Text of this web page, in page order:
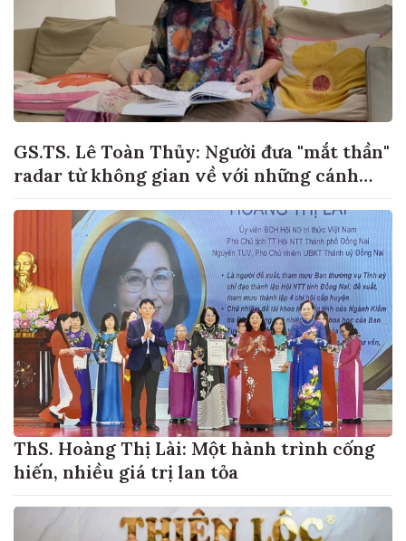
GS.TS. Lê Toàn Thủy: Người đưa "mắt thần"
radar từ không gian về với những cánh
ThS. Hoàng Thị Lài: Một hành trình cống
hiến, nhiều giá trị lan tỏa